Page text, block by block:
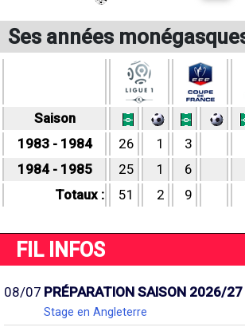
Ses années
Saison
1983 - 1984
26 1 3
1984 - 1985
25 1 6
Totaux :
51 2 9
FIL INFOS
08/07 PRÉPARATION SAISON 2026/27
Stage en Angleterre